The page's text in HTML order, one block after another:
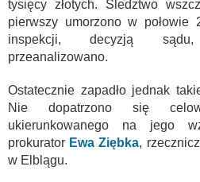
tysięcy złotych. Śledztwo
pierwszy umorzono w połowie
inspekcji, decyzją
przeanalizowano.
Ostatecznie zapadło jednak
Nie dopatrzono się
ukierunkowanego na jego
prokurator Ewa Ziębka,
w Elblągu.